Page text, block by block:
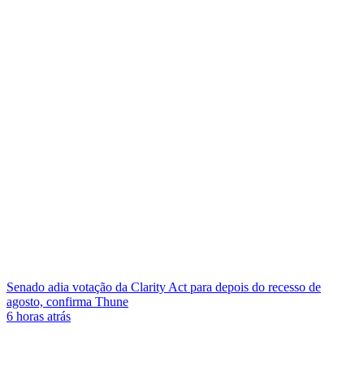
Senado adia votação da Clarity Act para depois do recesso de
agosto, confirma Thune
6 horas atrás